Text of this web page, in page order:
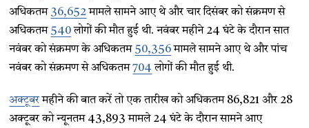
अधिकतम 36,652मामले सामने आए थे और चार दिसंबर को संक्रमण से
अधिकतम 540लोगों की मौत हुई थी. नवंबर महीने 24 घंटे के दौरान सात
नवंबर को संक्रमण के अधिकतम 50,356मामले सामने आए थे और पांच
नवंबर को संक्रमण से अधिकतम704 लोगों की मौत हुई थी.
अक्टूबरमहीने की बात करें तो एक तारीख को अधिकतम 86,821 और 28
अक्टूबर को न्यूनतम 43,893 मामले 24 घंटे के दौरान सामने आए